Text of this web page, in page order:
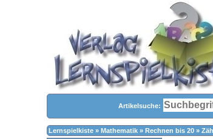
Artikelsuche:
Lernspielkiste » Mathematik » Rechnen bis 20 »